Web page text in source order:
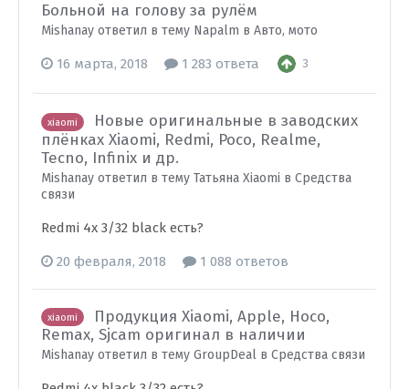
Больной на голову за рулём
Mishanay ответил в тему Napalm в Авто, мото
16 марта, 2018 1 283 ответа 3
xiaomi
Новые оригинальные в заводских
плёнках Xiaomi, Redmi, Poco, Realme,
Tecno, Infinix и др.
Mishanay ответил в тему Татьяна Xiaomi в Средства
связи
Redmi 4x 3/32 black есть?
20 февраля, 2018 1 088 ответов
xiaomi
Продукция Xiaomi, Apple, Hoco,
Remax, Sjcam оригинал в наличии
Mishanay ответил в тему GroupDeal в Средства связи